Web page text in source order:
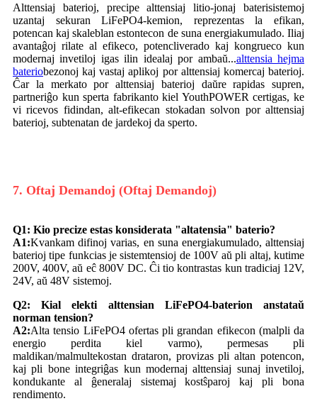
Alttensiaj baterioj, precipe alttensiaj litio-jonaj baterisistemoj
uzantaj sekuran LiFePO4-kemion, reprezentas la efikan,
potencan kaj skaleblan estontecon de suna energiakumulado. Iliaj
avantaĝoj rilate al efikeco, potencliverado kaj kongrueco kun
modernaj invetiloj igas ilin idealaj por ambaŭ...alttensia hejma
bateriobezonoj kaj vastaj aplikoj por alttensiaj komercaj baterioj.
Ĉar la merkato por alttensiaj baterioj daŭre rapidas supren,
partneriĝo kun sperta fabrikanto kiel YouthPOWER certigas, ke
vi ricevos fidindan, alt-efikecan stokadan solvon por alttensiaj
baterioj, subtenatan de jardekoj da sperto.
7. Oftaj Demandoj (Oftaj Demandoj)
Q1: Kio precize estas konsiderata "altatensia" baterio?
A1:Kvankam difinoj varias, en suna energiakumulado, alttensiaj
baterioj tipe funkcias je sistemtensioj de 100V aŭ pli altaj, kutime
200V, 400V, aŭ eĉ 800V DC. Ĉi tio kontrastas kun tradiciaj 12V,
24V, aŭ 48V sistemoj.
Q2: Kial elekti alttensian LiFePO4-baterion anstataŭ
norman tension?
A2:Alta tensio LiFePO4 ofertas pli grandan efikecon (malpli da
energio perdita kiel varmo), permesas pli
maldikan/malmultekostan drataron, provizas pli altan potencon,
kaj pli bone integriĝas kun modernaj alttensiaj sunaj invetiloj,
kondukante al ĝeneralaj sistemaj kostŝparoj kaj pli bona
rendimento.